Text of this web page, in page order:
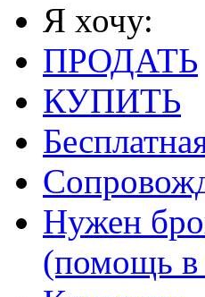
Я хочу:
ПРОДАТЬ
КУПИТЬ
Нужен
(помощь в